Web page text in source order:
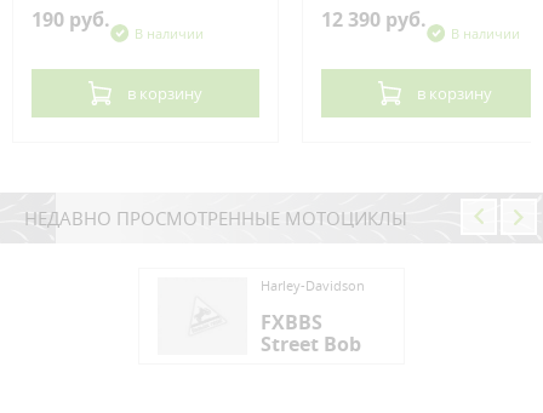
190 руб.
В наличии
в корзину
12 390 руб.
В наличии
в корзину
НЕДАВНО ПРОСМОТРЕННЫЕ МОТОЦИКЛЫ
Harley-Davidson
FXBBS
Street Bob